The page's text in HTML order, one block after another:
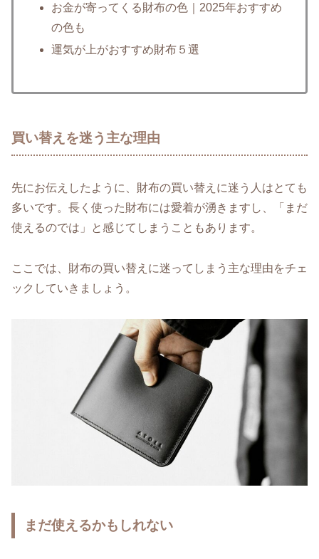
お金が寄ってくる財布の色｜2025年おすすめ
の色も
運気が上がおすすめ財布５選
買い替えを迷う主な理由
先にお伝えしたように、財布の買い替えに迷う人はとても
多いです。長く使った財布には愛着が湧きますし、「まだ
使えるのでは」と感じてしまうこともあります。
ここでは、財布の買い替えに迷ってしまう主な理由をチェ
ックしていきましょう。
まだ使えるかもしれない